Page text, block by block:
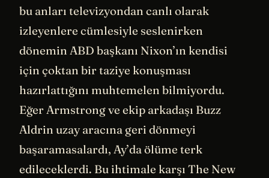
bu anları televizyondan canlı olarak
izleyenlere cümlesiyle seslenirken
dönemin ABD başkanı Nixon’ın kendisi
için çoktan bir taziye konuşması
hazırlattığını muhtemelen bilmiyordu.
Eğer Armstrong ve ekip arkadaşı Buzz
Aldrin uzay aracına geri dönmeyi
başaramasalardı, Ay’da ölüme terk
edileceklerdi. Bu ihtimale karşı The New